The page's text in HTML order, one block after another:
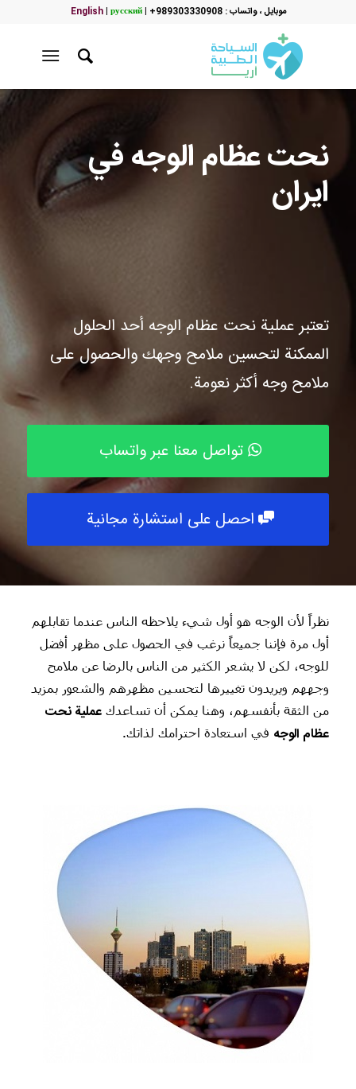
موبایل ، واتساب : 989303330908+ |
English| русский
نحت عظام الوجه في
ايران
تعتبر عملية نحت عظام الوجه أحد الحلول
الممكنة لتحسين ملامح وجهك والحصول على
ملامح وجه أكثر نعومة.
تواصل معنا عبر واتساب
احصل على استشارة مجانية
نظراً لأن الوجه هو أول شيء يلاحظه الناس عندما تقابلهم
أول مرة فإننا جميعاً نرغب في الحصول على مظهر أفضل
للوجه، لكن لا يشعر الكثير من الناس بالرضا عن ملامح
وجههم ويريدون تغييرها لتحسين مظهرهم والشعور بمزيد
من الثقة بأنفسهم، وهنا يمكن أن تساعدك عملية نحت
عظام الوجه في استعادة احترامك لذاتك.